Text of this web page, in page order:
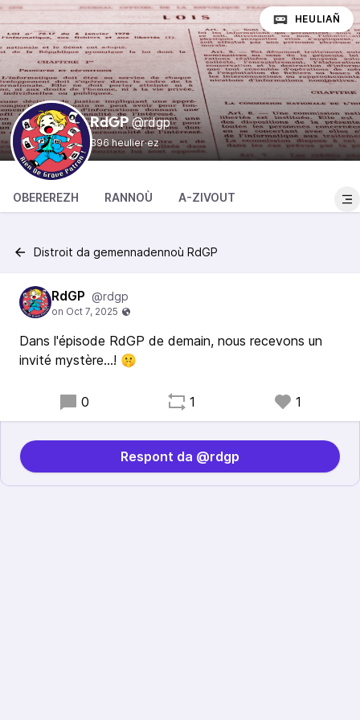
RdGP @rdgp
396 heulier·ez
HEULIAÑ
OBEREREZH RANNOÙ A-ZIVOUT
Distroit da gemennadennoù RdGP
RdGP @rdgp
Dans l'épisode RdGP de demain, nous recevons un
invité mystère...! 🤫
0 1 1
Respont da @rdgp